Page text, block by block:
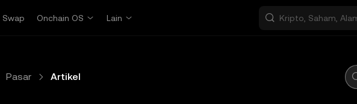
Swap Onchain OS Lain
Pasar Artikel